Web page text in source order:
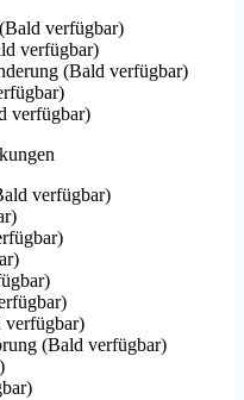
(Bald verfügbar)
verfügbar)
(Bald verfügbar)
)
verfügbar)
verfügbar)
)
)
)
)
)
verfügbar)
(Bald verfügbar)
)
)